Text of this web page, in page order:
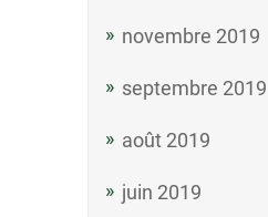
novembre 2019
septembre 2019
août 2019
juin 2019